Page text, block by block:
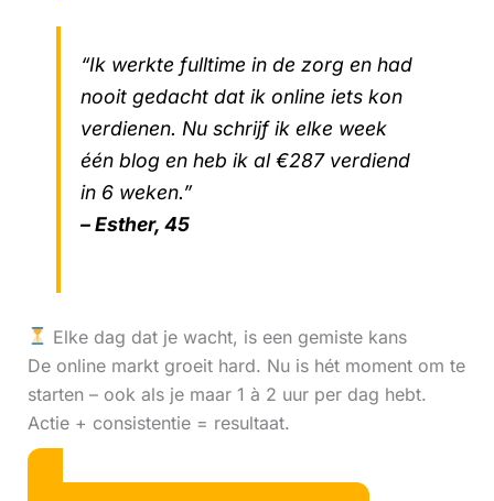
“Ik werkte fulltime in de zorg en had
nooit gedacht dat ik online iets kon
verdienen. Nu schrijf ik elke week
één blog en heb ik al €287 verdiend
in 6 weken.”
– Esther, 45
Elke dag dat je wacht, is een gemiste kans
De online markt groeit hard. Nu is hét moment om te
starten – ook als je maar 1 à 2 uur per dag hebt.
Actie + consistentie = resultaat.